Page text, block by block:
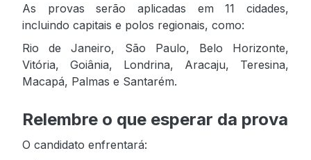
As provas serão aplicadas em 11 cidades,
incluindo capitais e polos regionais, como:
Rio de Janeiro, São Paulo, Belo Horizonte,
Vitória, Goiânia, Londrina, Aracaju, Teresina,
Macapá, Palmas e Santarém.
Relembre o que esperar da prova
O candidato enfrentará: